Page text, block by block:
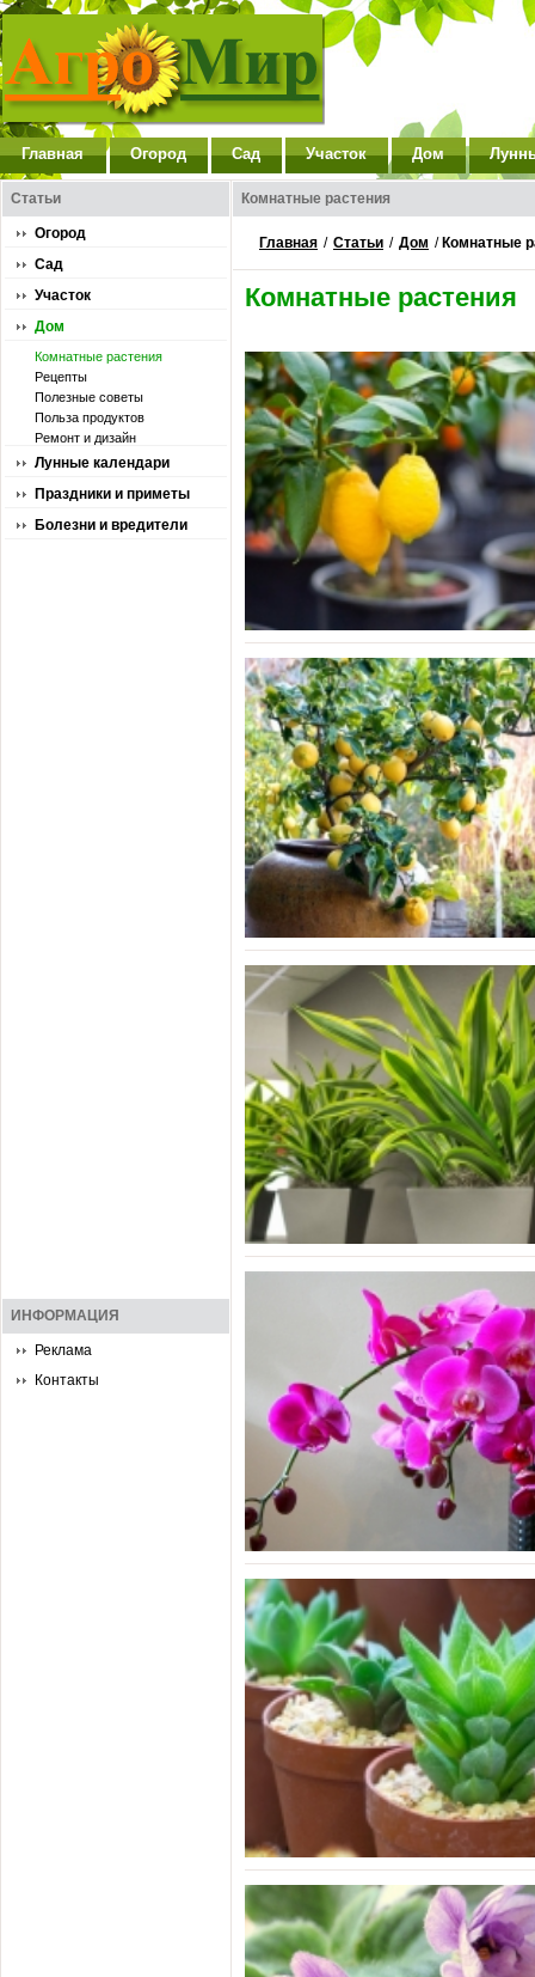
Главная Огород Сад Участок Дом
Статьи
Огород
Сад
Участок
Дом
Комнатные растения
Рецепты
Полезные советы
Польза продуктов
Ремонт и дизайн
Лунные календари
Праздники и приметы
Болезни и вредители
ИНФОРМАЦИЯ
Реклама
Контакты
Комнатные растения
Главная / Статьи / Дом / Комнатные
Комнатные растения